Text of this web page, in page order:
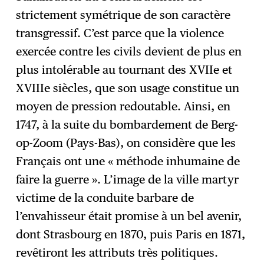
strictement symétrique de son caractère
transgressif. C’est parce que la violence
exercée contre les civils devient de plus en
plus intolérable au tournant des XVIIe et
XVIIIe siècles, que son usage constitue un
moyen de pression redoutable. Ainsi, en
1747, à la suite du bombardement de Berg-
op-Zoom (Pays-Bas), on considère que les
Français ont une « méthode inhumaine de
faire la guerre ». L’image de la ville martyr
victime de la conduite barbare de
l’envahisseur était promise à un bel avenir,
dont Strasbourg en 1870, puis Paris en 1871,
revêtiront les attributs très politiques.